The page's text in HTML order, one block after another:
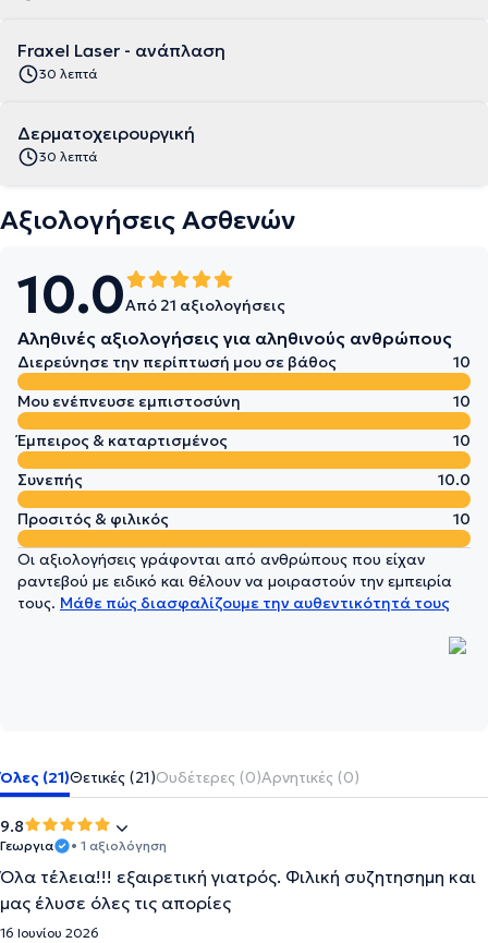
Fraxel Laser - ανάπλαση
30 λεπτά
Δερματοχειρουργική
30 λεπτά
Αξιολογήσεις Ασθενών
10.0Από 21 αξιολογήσεις
Αληθινές αξιολογήσεις για αληθινούς ανθρώπους
Διερεύνησε την περίπτωσή μου σε βάθος
10
Μου ενέπνευσε εμπιστοσύνη
10
Έμπειρος & καταρτισμένος
10
Συνεπής
10.0
Προσιτός & φιλικός
10
Οι αξιολογήσεις γράφονται από ανθρώπους που είχαν
ραντεβού με ειδικό και θέλουν να μοιραστούν την εμπειρία
τους. Μάθε πώς διασφαλίζουμε την αυθεντικότητά τους
Όλες (21)Θετικές (21)Ουδέτερες (0)Αρνητικές (0)
9.8
Γεωργια • 1 αξιολόγηση
Όλα τέλεια!!! εξαιρετική γιατρός. Φιλική συζητησημη και
μας έλυσε όλες τις απορίες
16 Ιουνίου 2026